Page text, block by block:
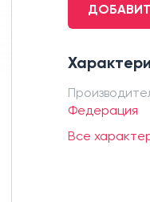
Федерация
Все